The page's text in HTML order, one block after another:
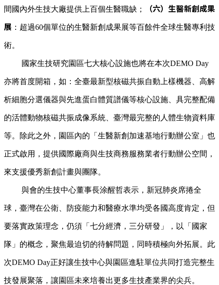
間國內外生技大廠提供上百個生醫職缺；
（六）生醫新創成果
展 ：超過60個單位的生醫新創成果展等百餘件全球生醫專利技
術。
國家生技研究園區七大核心設施也將在本次DEMO Day
亦將首度開箱，如：全臺最新型核磁共振自動上樣機器、高解
析細胞分選儀器與先進蛋白體質譜儀等核心設施、具完整配備
的活體動物核磁共振成像系統、臺灣最完整的人體生物資料庫
等。除此之外，園區內的「生醫新創加速基地行動辦公室」也
正式啟用，提供國際廠商與生技商務服務業者行動辦公空間，
來支援優秀新創計畫與團隊。
與會的生技中心董事長涂醒哲表示，新冠肺炎席捲全
球，臺灣在公衛、防疫能力和醫療水準均受各國高度肯定，但
要落實政策理念，仍須「七分經濟，三分研發」，以「國家
隊」的概念，聚焦最迫切的待解問題，同時積極向外拓展。此
次DEMO Day正好讓生技中心與園區進駐單位共同打造完整生
技發展聚落，讓園區未來培養出更多生技產業界的尖兵。